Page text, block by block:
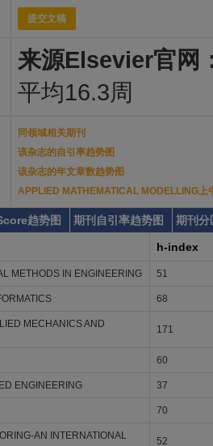
提交文稿
来源Elsevier官网
平均16.3周
同领域相关期刊
该杂志的自引率趋势图
该杂志的年文章数趋势图
APPLIED MATHEMATICAL MODELLING上
趋势图 期刊自引率趋势图
期刊分
h-index
METHODS IN ENGINEERING 51
68
MECHANICS AND
171
60
ENGINEERING 37
70
AN INTERNATIONAL
52